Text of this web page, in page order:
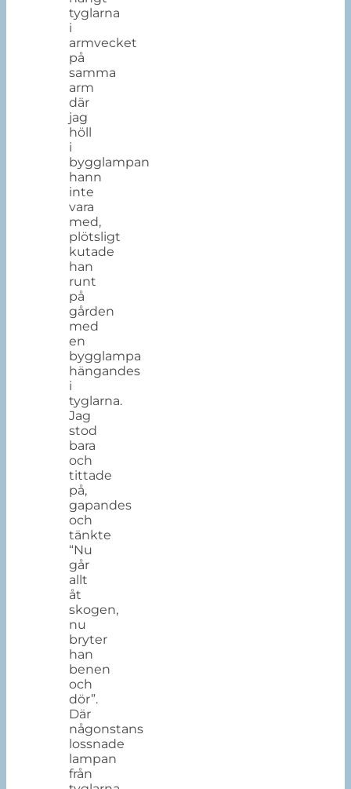
tyglarna
i
armvecket
på
samma
arm
där
jag
höll
i
bygglampan
hann
inte
vara
med,
plötsligt
kutade
han
runt
på
gården
med
en
bygglampa
hängandes
i
tyglarna.
Jag
stod
bara
och
tittade
på,
gapandes
och
tänkte
“Nu
går
allt
åt
skogen,
nu
bryter
han
benen
och
dör”.
Där
någonstans
lossnade
lampan
från